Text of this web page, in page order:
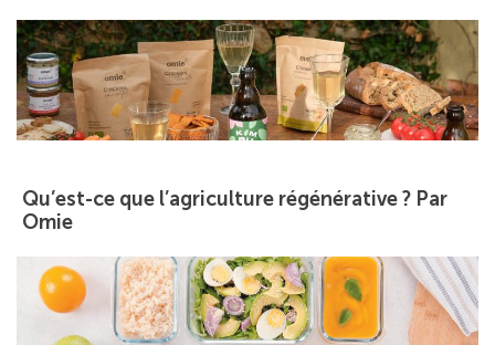
Qu’est-ce que l’agriculture régénérative ? Par
Omie